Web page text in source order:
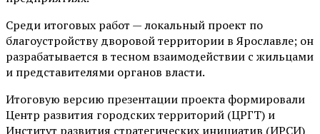
Среди итоговых работ — локальный проект по
благоустройству дворовой территории в Ярославле; он
разрабатывается в тесном взаимодействии с жильцами
и представителями органов власти.
Итоговую версию презентации проекта формировали
Центр развития городских территорий (ЦРГТ) и
Институт развития стратегических инициатив (ИРСИ)